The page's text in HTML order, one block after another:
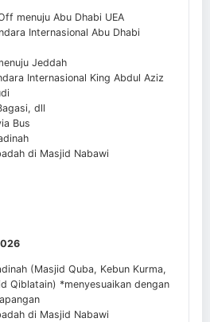
menuju Abu Dhabi UEA
Internasional Abu Dhabi
Jeddah
Internasional King Abdul Aziz
dll
Bus
di Masjid Nabawi
(Masjid Quba, Kebun Kurma,
Qiblatain) *menyesuaikan dengan
di Masjid Nabawi